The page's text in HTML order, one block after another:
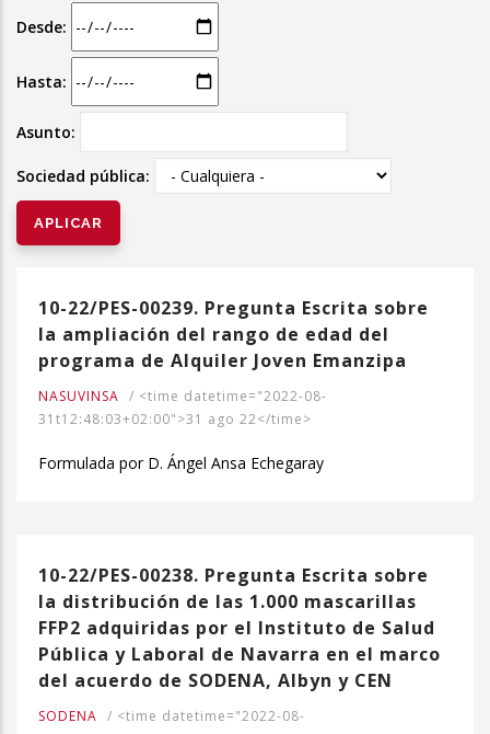
Desde:
Hasta:
Asunto:
Sociedad pública:
10-22/PES-00239. Pregunta Escrita sobre
la ampliación del rango de edad del
programa de Alquiler Joven Emanzipa
NASUVINSA / <time datetime="2022-08-
31t12:48:03+02:00">31 ago 22</time>
Formulada por D. Ángel Ansa Echegaray
10-22/PES-00238. Pregunta Escrita sobre
la distribución de las 1.000 mascarillas
FFP2 adquiridas por el Instituto de Salud
Pública y Laboral de Navarra en el marco
del acuerdo de SODENA, Albyn y CEN
SODENA / <time datetime="2022-08-